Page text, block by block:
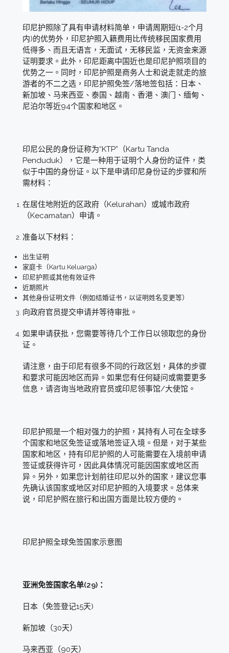
印尼护照除了具有申请材料简单，申请周期短(1-2个月
内)的优势外，印尼护照入籍费用比传统移民国家费用
低得多、而且无语言，无面试，无移民监，无资金来源
证明要求。此外，印尼距离中国近也是印尼护照项目的
优势之一。同时，印尼护照是商务人士和说走就走的旅
游者的不二之选，印尼护照免签/落地签包括：日本、
新加坡、马来西亚、泰国、越南、香港、澳门、缅甸、
尼泊尔等近94个国家和地区。
印尼公民的身份证称为“KTP”（Kartu Tanda
Penduduk），它是一种用于证明个人身份的证件，类
似于中国的身份证。以下是申请印尼身份证的步骤和所
需材料：
在居住地附近的区政府（Kelurahan）或城市政府
（Kecamatan）申请。
准备以下材料：
出生证明
家庭卡（Kartu Keluarga）
印尼护照或其他有效证件
近期照片
其他身份证明文件（例如结婚证书，以证明姓名变更等）
向政府官员提交申请并等待审批。
如果申请获批，您需要等待几个工作日以领取您的身份
证。
请注意，由于印尼有很多不同的行政区划，具体的步骤
和要求可能因地区而异。如果您有任何疑问或需要更多
信息，请咨询当地政府官员或印尼领事馆/大使馆。
印尼护照是一个相对强力的护照，其持有人可在全球多
个国家和地区免签证或落地签证入境。但是，对于某些
国家和地区，持有印尼护照的人可能需要在入境前申请
签证或获得许可，因此具体情况可能因国家或地区而
异。另外，如果您计划前往印尼以外的国家，建议您事
先确认该国家或地区对印尼护照的入境要求。总体来
说，印尼护照在旅行和出国方面是比较方便的。
印尼护照全球免签国家示意图
亚洲免签国家名单(29)：
日本（免签登记15天)
新加坡（30天）
马来西亚（90天）